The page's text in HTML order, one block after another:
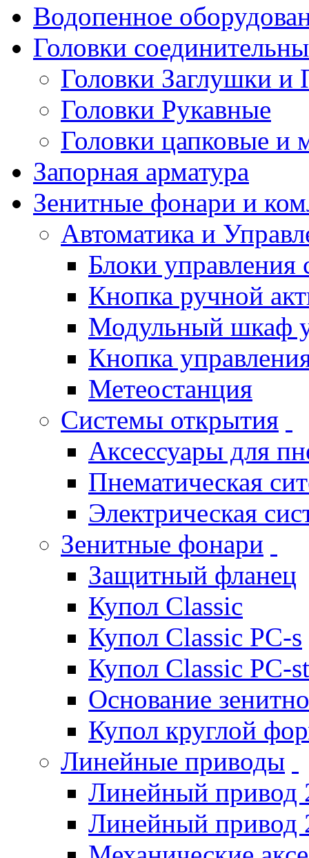
Водопенное
Головки
Головки Заглушки и
Головки Рукавные
Головки цапковые и
Запорная арматура
Зенитные фонари и
Автоматика и
Блоки
Кнопка ручной
Модульный шкаф
Кнопка
Метеостанция
Системы открытия
Аксессуары для
Пнематическая
Электрическая
Зенитные фонари
Защитный фланец
Купол Classic
Купол Classic PC-s
Купол Classic PC-st
Основание
Купол круглой
Линейные приводы
Линейный привод
Линейный привод